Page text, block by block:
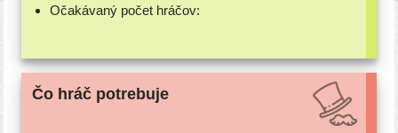
Očakávaný počet hráčov:
Čo hráč potrebuje